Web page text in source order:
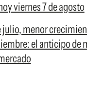
viernes 7 de agosto
julio, menor
el anticipo de